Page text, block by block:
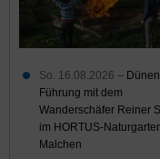
So. 16.08.2026 –
Führung mit dem
Wanderschäfer Reiner
im HORTUS-
Malchen